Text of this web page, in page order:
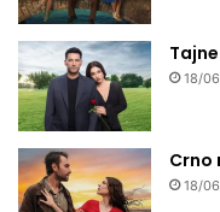
18/
Crno
18/